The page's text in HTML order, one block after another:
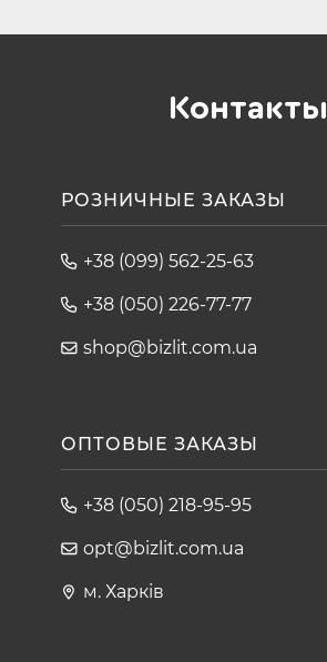
Контакты
РОЗНИЧНЫЕ ЗАКАЗЫ
+38 (099) 562-25-63
+38 (050) 226-77-77
shop@bizlit.com.ua
ОПТОВЫЕ ЗАКАЗЫ
+38 (050) 218-95-95
opt@bizlit.com.ua
м. Харків